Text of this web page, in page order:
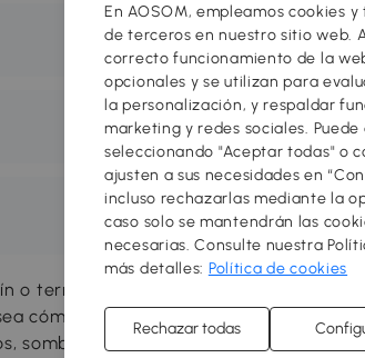
o terraza en tu zona favorita. Prepara el
cómodo, práctico y acogedor. Puedes
sombrillas, suelos de exterior, jardineras
En AOSOM, empleamos cookies
de terceros en nuestro sitio web.
correcto funcionamiento de la
opcionales y se utilizan para
la personalización, y respaldar
marketing y redes sociales.
seleccionando "Aceptar todas" o
ajusten a sus necesidades en
incluso rechazarlas mediante la
caso solo se mantendrán las
necesarias. Consulte nuestra
más detalles: Política de cookies
Rechazar todas